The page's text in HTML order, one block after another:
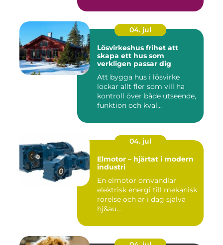
04. jul
Lösvirkeshus frihet att
skapa ett hus som
verkligen passar dig
Att bygga hus i lösvirke
lockar allt fler som vill ha
kontroll över både utseende,
funktion och kval...
04. jul
Elmotor – hjärtat i modern
industri
En elmotor omvandlar
elektrisk energi till mekanisk
rörelse och är i dag själva
hj&au...